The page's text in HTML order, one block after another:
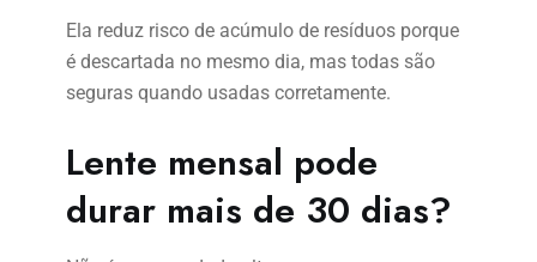
Ela reduz risco de acúmulo de resíduos porque
é descartada no mesmo dia, mas todas são
seguras quando usadas corretamente.
Lente mensal pode
durar mais de 30 dias?